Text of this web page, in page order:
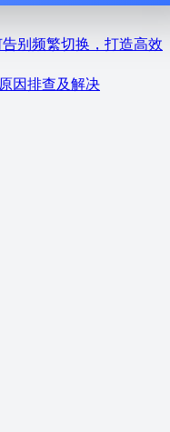
别频繁切换，打造高效
因排查及解决